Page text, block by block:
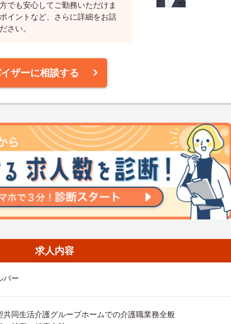
でも安心してご勤務いただけま
イントなど、さらに詳細をお話
さい。
ザーに相談する
求人内容
パー
共同生活介護グループホームでの介護職業務全般